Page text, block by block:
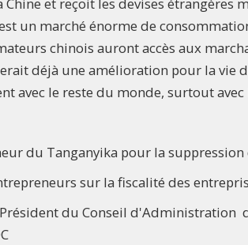
et reçoit les devises étrangères
un marché énorme de
chinois auront accès aux
déjà une amélioration pour la vie
avec le reste du monde, surtout avec
du Tanganyika pour la
sur la fiscalité des
du Conseil d'Administration